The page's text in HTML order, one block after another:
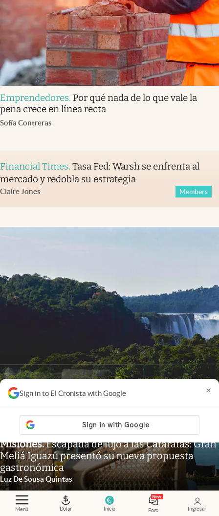
Menú Dolar Inicio Foro Ingresar
Sign in to El Cronista with Google ×
Emprendedores. Por qué nada de lo que vale la
pena crece en línea recta
Sofía Contreras
Financial Times. Tasa Fed: Warsh se enfrenta al
mercado y redobla su estrategia
Claire Jones Members
Misiones.Escapada de lujo a las Cataratas: Gran
Meliá Iguazú presentó su nueva propuesta
gastronómica
Luz De Sousa Quintas